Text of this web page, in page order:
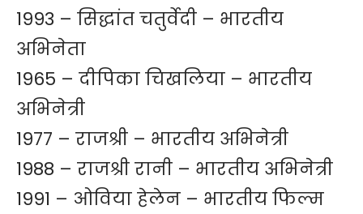
1993 – सिद्धांत चतुर्वेदी – भारतीय
अभिनेता
1965 – दीपिका चिखलिया – भारतीय
अभिनेत्री
1977 – राजश्री – भारतीय अभिनेत्री
1988 – राजश्री रानी – भारतीय अभिनेत्री
1991 – ओविया हेलेन – भारतीय फिल्म